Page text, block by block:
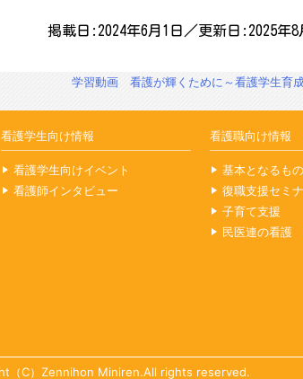
掲載日:2024年6月1日／更新日:2025年8
学習動画 看護が輝くために～看護学生育
看護学生向け情報
看護学生向けイベント
看護師インタビュー
看護職向け情報
基本となるも
復職支援セミ
子育て支援
民医連の看護
（C）Zennihon Miniren.All rights reserved.